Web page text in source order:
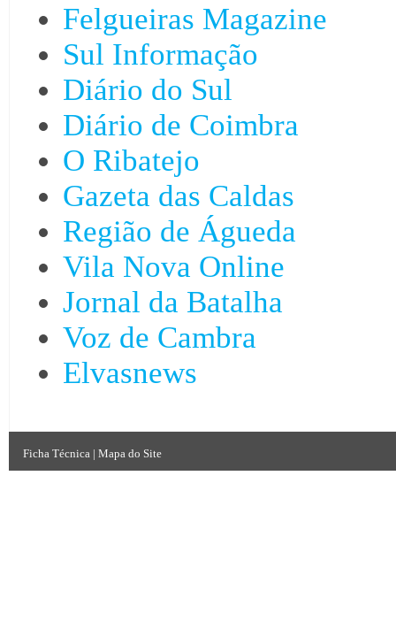
Felgueiras Magazine
Sul Informação
Diário do Sul
Diário de Coimbra
O Ribatejo
Gazeta das Caldas
Região de Águeda
Vila Nova Online
Jornal da Batalha
Voz de Cambra
Elvasnews
Ficha Técnica | Mapa do Site